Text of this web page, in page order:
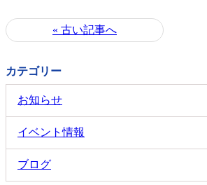
« 古い記事へ
カテゴリー
お知らせ
イベント情報
ブログ